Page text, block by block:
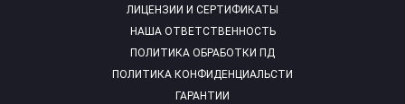
ЛИЦЕНЗИИ И СЕРТИФИКАТЫ
НАША ОТВЕТСТВЕННОСТЬ
ПОЛИТИКА ОБРАБОТКИ ПД
ПОЛИТИКА КОНФИДЕНЦИАЛЬСТИ
ГАРАНТИИ